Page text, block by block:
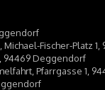
Fischer-Platz
94469 Deggendorf
Pfarrgasse 1,